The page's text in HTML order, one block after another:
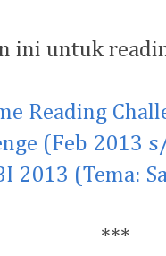
ini untuk
Reading
(Feb 2013
2013 (Tema:
***